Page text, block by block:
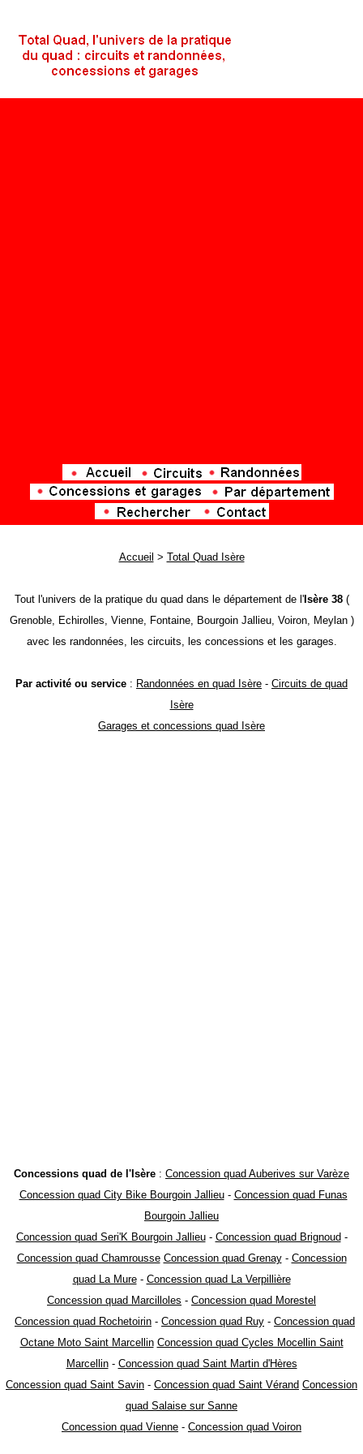
Accueil > Total Quad Isère
Tout l'univers de la pratique du quad dans le département de l'Isère 38(
Grenoble, Echirolles, Vienne, Fontaine, Bourgoin Jallieu, Voiron, Meylan )
avec les randonnées, les circuits, les concessions et les garages.
Par activité ou service : Randonnées en quad Isère - Circuits de quad
Isère
Garages et concessions quad Isère
Concessions quad de l'Isère : Concession quad Auberives sur Varèze
Concession quad City Bike Bourgoin Jallieu- Concession quad Funas
Bourgoin Jallieu
Concession quad Seri'K Bourgoin Jallieu- Concession quad Brignoud -
Concession quad Chamrousse Concession quad Grenay- Concession
quad La Mure- Concession quad La Verpillière
Concession quad Marcilloles - Concession quad Morestel
Concession quad Rochetoirin - Concession quad Ruy - Concession quad
Octane Moto Saint Marcellin Concession quad Cycles Mocellin Saint
Marcellin- Concession quad Saint Martin d'Hères
Concession quad Saint Savin - Concession quad Saint Vérand Concession
quad Salaise sur Sanne
Concession quad Vienne - Concession quad Voiron